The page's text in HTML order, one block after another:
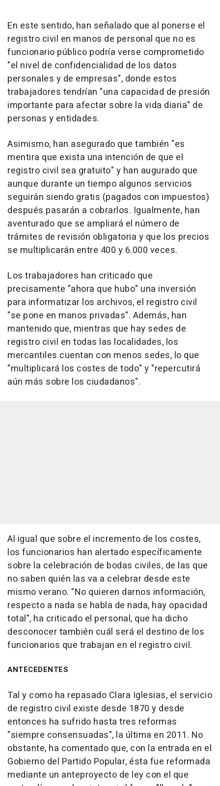
En este sentido, han señalado que al ponerse el
registro civil en manos de personal que no es
funcionario público podría verse comprometido
"el nivel de confidencialidad de los datos
personales y de empresas", donde estos
trabajadores tendrían "una capacidad de presión
importante para afectar sobre la vida diaria" de
personas y entidades.
Asimismo, han asegurado que también "es
mentira que exista una intención de que el
registro civil sea gratuito" y han augurado que
aunque durante un tiempo algunos servicios
seguirán siendo gratis (pagados con impuestos)
después pasarán a cobrarlos. Igualmente, han
aventurado que se ampliará el número de
trámites de revisión obligatoria y que los precios
se multiplicarán entre 400 y 6.000 veces.
Los trabajadores han criticado que
precisamente "ahora que hubo" una inversión
para informatizar los archivos, el registro civil
"se pone en manos privadas". Además, han
mantenido que, mientras que hay sedes de
registro civil en todas las localidades, los
mercantiles cuentan con menos sedes, lo que
"multiplicará los costes de todo" y "repercutirá
aún más sobre los ciudadanos".
Al igual que sobre el incremento de los costes,
los funcionarios han alertado específicamente
sobre la celebración de bodas civiles, de las que
no saben quién las va a celebrar desde este
mismo verano. "No quieren darnos información,
respecto a nada se habla de nada, hay opacidad
total", ha criticado el personal, que ha dicho
desconocer también cuál será el destino de los
funcionarios que trabajan en el registro civil.
ANTECEDENTES
Tal y como ha repasado Clara Iglesias, el servicio
de registro civil existe desde 1870 y desde
entonces ha sufrido hasta tres reformas
"siempre consensuadas", la última en 2011. No
obstante, ha comentado que, con la entrada en el
Gobierno del Partido Popular, ésta fue reformada
mediante un anteproyecto de ley con el que